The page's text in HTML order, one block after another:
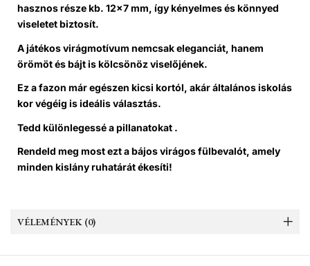
hasznos része kb. 12×7 mm, így kényelmes és könnyed
viseletet biztosít.
A játékos virágmotívum nemcsak eleganciát, hanem
örömöt és bájt is kölcsönöz viselőjének.
Ez a fazon már egészen kicsi kortól, akár általános iskolás
kor végéig is ideális választás.
Tedd különlegessé a pillanatokat .
Rendeld meg most ezt a bájos virágos fülbevalót, amely
minden kislány ruhatárát ékesíti!
VÉLEMÉNYEK (0)